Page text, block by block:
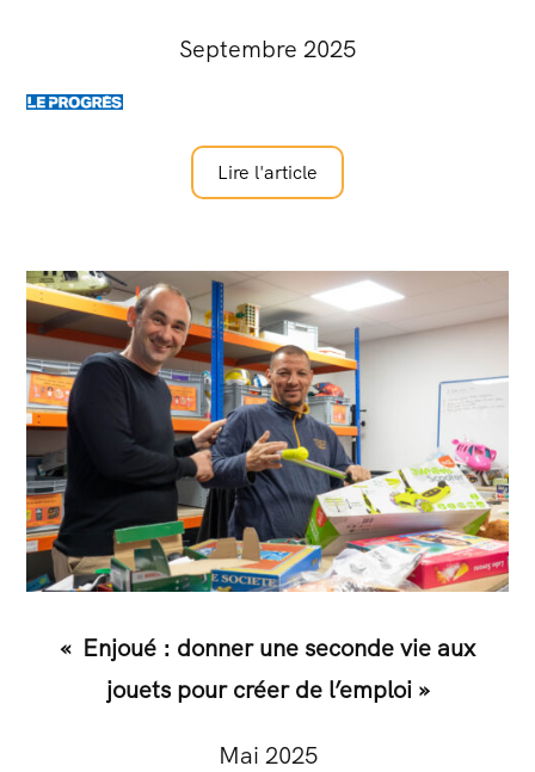
Septembre 2025
Lire l'article
« Enjoué : donner une seconde vie aux
jouets pour créer de l’emploi »
Mai 2025